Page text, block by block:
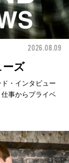
2026.08.09
ーズ
・インタビュー
事からプライベ